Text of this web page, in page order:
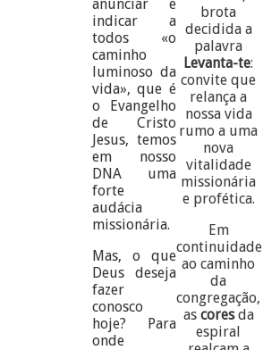
anunciar e
indicar a
todos «o
caminho
luminoso da
vida», que é
o Evangelho
de Cristo
Jesus, temos
em nosso
DNA uma
forte
audácia
missionária.
Mas, o que
Deus deseja
fazer
conosco
hoje? Para
onde
brota
decidida a
palavra
Levanta-te:
convite que
relança a
nossa vida
rumo a uma
nova
vitalidade
missionária
e profética.
Em
continuidade
ao caminho
da
congregação,
as coresda
espiral